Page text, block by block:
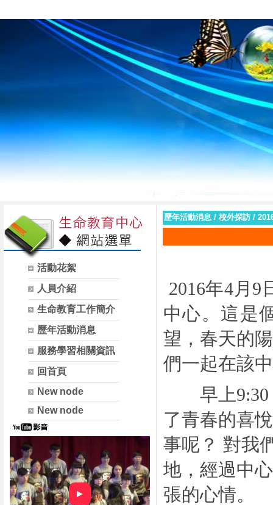
活動花絮
人員介紹
生命教育工作簡介
歷年活動消息
服務學習相關資訊
回首頁
New node
New node
►
歷年活動消息 / 校外探訪 /
2016年4 月 9
中心。這是
望，春天的
們一起在該
早上9:30
了青春的喜
事呢？ 對我
地，經過中
張的心情。